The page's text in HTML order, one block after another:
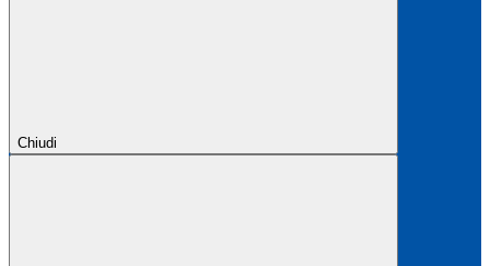
Chiudi